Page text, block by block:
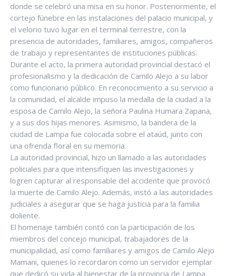
donde se celebró una misa en su honor. Posteriormente, el
cortejo fúnebre en las instalaciones del palacio municipal, y
el velorio tuvo lugar en el terminal terrestre, con la
presencia de autoridades, familiares, amigos, compañeros
de trabajo y representantes de instituciones públicas.
Durante el acto, la primera autoridad provincial destacó el
profesionalismo y la dedicación de Camilo Alejo a su labor
como funcionario público. En reconocimiento a su servicio a
la comunidad, el alcalde impuso la medalla de la ciudad a la
esposa de Camilo Alejo, la señora Paulina Humara Zapana,
y a sus dos hijas menores. Asimismo, la bandera de la
ciudad de Lampa fue colocada sobre el ataúd, junto con
una ofrenda floral en su memoria.
La autoridad provincial, hizo un llamado a las autoridades
policiales para que intensifiquen las investigaciones y
logren capturar al responsable del accidente que provocó
la muerte de Camilo Alejo. Además, instó a las autoridades
judiciales a asegurar que se haga justicia para la familia
doliente.
El homenaje también contó con la participación de los
miembros del concejo municipal, trabajadores de la
municipalidad, así como familiares y amigos de Camilo Alejo
Mamani, quienes lo recordaron como un servidor ejemplar
que dedicó su vida al bienestar de la provincia de Lampa.